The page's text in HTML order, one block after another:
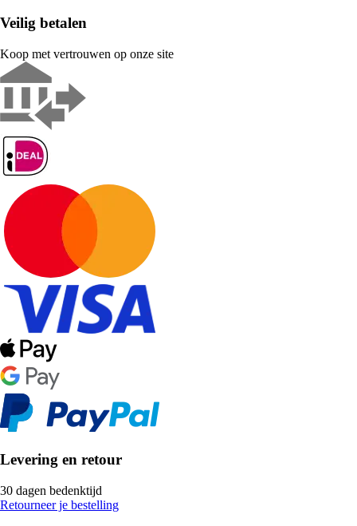
Veilig betalen
Koop met vertrouwen op onze site
Levering en retour
30 dagen bedenktijd
Retourneer je bestelling